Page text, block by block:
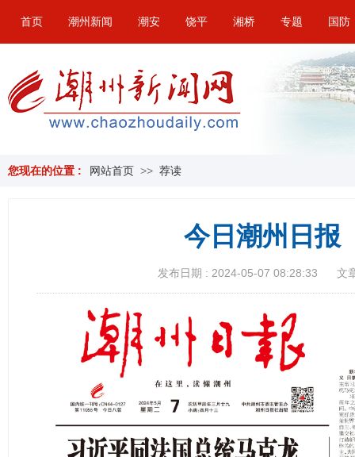
首页 潮州新闻 潮安 饶平 湘桥 专题 国防
您现在的位置 : 网站首页 >> 荐读
今日潮州日报
发布日期 : 2024-05-07 08:28:33 文